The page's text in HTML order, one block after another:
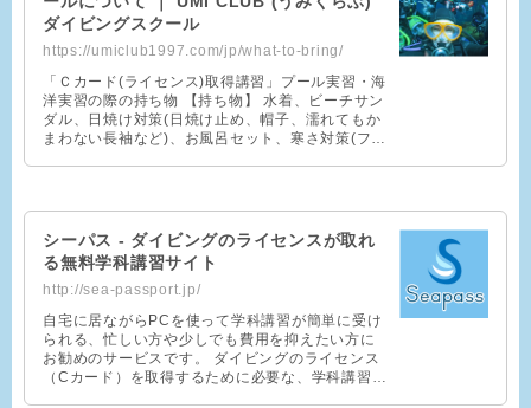
ダイビングスクール
https://umiclub1997.com/jp/what-to-bring/
「Ｃカード(ライセンス)取得講習」プール実習・海
洋実習の際の持ち物 【持ち物】 水着、ビーチサン
ダル、日焼け対策(日焼け止め、帽子、濡れてもか
まわない長袖など)、お風呂セット、寒さ対策(フリ
シーパス - ダイビングのライセンスが取れ
る無料学科講習サイト
http://sea-passport.jp/
自宅に居ながらPCを使って学科講習が簡単に受け
られる、忙しい方や少しでも費用を抑えたい方に
お勧めのサービスです。 ダイビングのライセンス
（Cカード）を取得するために必要な、学科講習が